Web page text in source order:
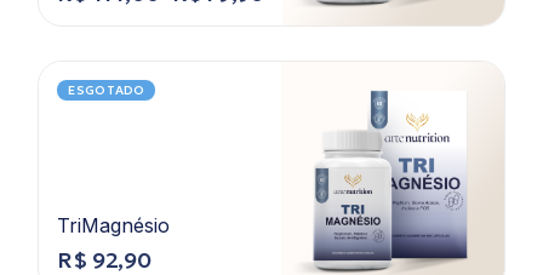
ESGOTADO
TriMagnésio
R$ 92,90